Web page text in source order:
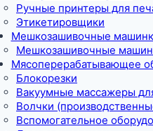
Ручные принтеры для
Этикетировщики
Мешкозашивочные
Мешкозашивочные
Мясоперерабатывающее
Блокорезки
Вакуумные массажеры
Волчки
Вспомогательное